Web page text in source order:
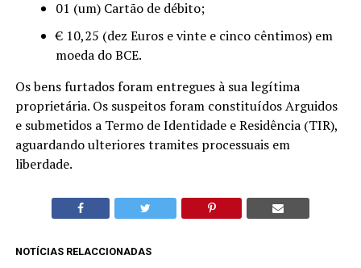
01 (um) Cartão de débito;
€ 10,25 (dez Euros e vinte e cinco cêntimos) em
moeda do BCE.
Os bens furtados foram entregues à sua legítima
proprietária. Os suspeitos foram constituídos Arguidos
e submetidos a Termo de Identidade e Residência (TIR),
aguardando ulteriores tramites processuais em
liberdade.
NOTÍCIAS RELACCIONADAS